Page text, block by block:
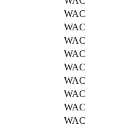
WAC
WAC
WAC
WAC
WAC
WAC
WAC
WAC
WAC